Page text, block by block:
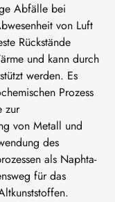
Abfälle bei
von Luft
Rückstände
und kann durch
werden. Es
Prozess
zur
von Metall und
des
als Naphta-
für das